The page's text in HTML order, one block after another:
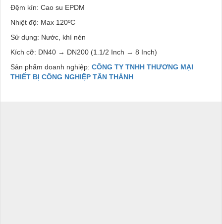
Đệm kín: Cao su EPDM
Nhiệt độ: Max 120ºC
Sử dụng: Nước, khí nén
Kích cỡ: DN40 → DN200 (1.1/2 Inch → 8 Inch)
Sản phẩm doanh nghiệp: CÔNG TY TNHH THƯƠNG MẠI
THIẾT BỊ CÔNG NGHIỆP TÂN THÀNH